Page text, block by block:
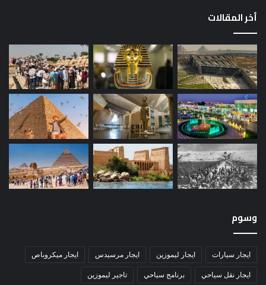
أخر المقالات
وسوم
ايجار سيارات ايجار ليموزين ايجار مرسيدس ايجار ميكروباص
ايجار نقل سياحي برنامج سياحي تاجير ليموزين